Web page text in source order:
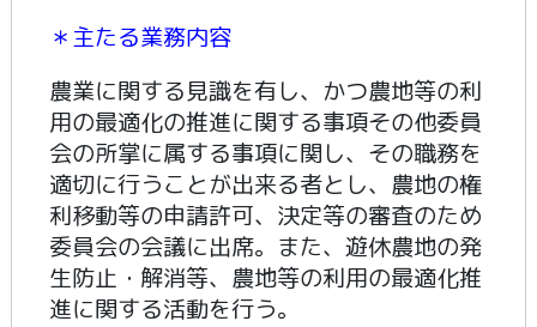
＊主たる業務内容
農業に関する見識を有し、かつ農地等の利
用の最適化の推進に関する事項その他委員
会の所掌に属する事項に関し、その職務を
適切に行うことが出来る者とし、農地の権
利移動等の申請許可、決定等の審査のため
委員会の会議に出席。また、遊休農地の発
生防止・解消等、農地等の利用の最適化推
進に関する活動を行う。